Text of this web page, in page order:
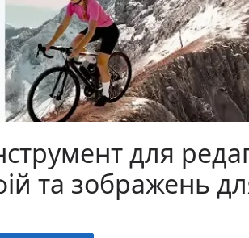
для
та зображень